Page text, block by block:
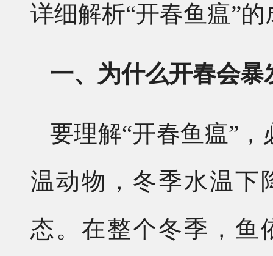
详细解析“开春鱼瘟”
一、为什么开春会暴
要理解“开春鱼瘟”
温动物，冬季水温下
态。在整个冬季，鱼